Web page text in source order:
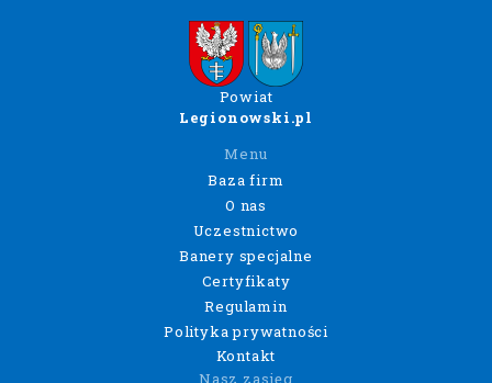
Powiat
Legionowski.pl
Menu
Baza firm
O nas
Uczestnictwo
Banery specjalne
Certyfikaty
Regulamin
Polityka prywatności
Kontakt
Nasz zasięg